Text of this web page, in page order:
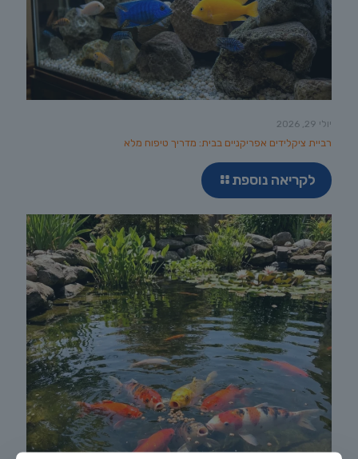
יולי 29, 2026
רביית ציקלידים אפריקניים בבית: מדריך טיפוח מלא
לקריאה נוספת